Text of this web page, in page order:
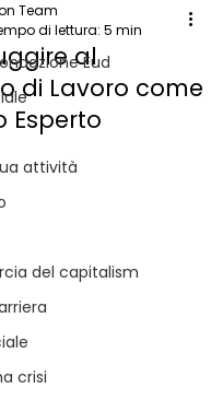
Eud
attività
del capitalism
crisi
al
di Lavoro come
Esperto
Team
di lettura: 5 min